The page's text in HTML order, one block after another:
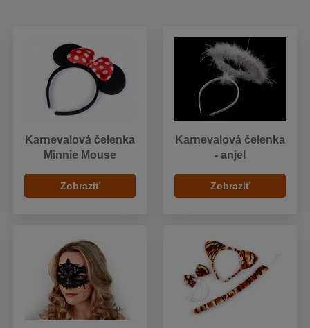
Karnevalová čelenka
Minnie Mouse
Zobraziť
Karnevalová čelenka
- anjel
Zobraziť